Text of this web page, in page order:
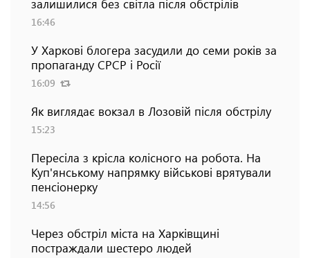
залишилися без світла після обстрілів
16:46
У Харкові блогера засудили до семи років за
пропаганду СРСР і Росії
16:09
Як виглядає вокзал в Лозовій після обстрілу
15:23
Пересіла з крісла колісного на робота. На
Куп'янському напрямку військові врятували
пенсіонерку
14:56
Через обстріл міста на Харківщині
постраждали шестеро людей